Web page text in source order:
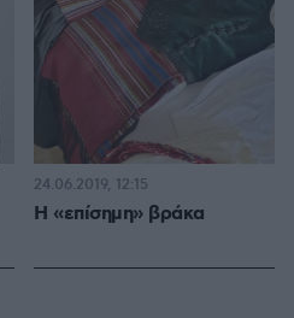
Η «επίσημη» βράκα
24.06.2019, 12:15